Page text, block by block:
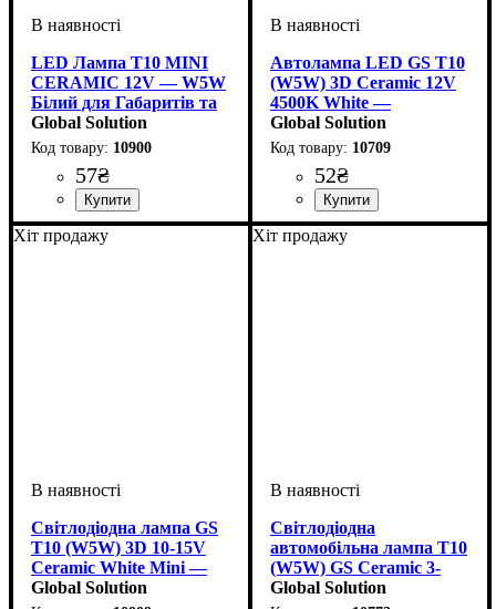
LED Лампа T10 MINI
CERAMIC 12V — W5W
Білий для Габаритів та
Салону
Global Solution
10900
57₴
Призначення лампи:
Габаритні вогні
Колір:: Білий
Тип світлодіодного елементу:
SMD
Кількість світлодіодів: 3
SMD
Напруга, V: 10-15V
Кількість в упаковці: 1 шт.
Автолампа LED GS T10
(W5W) 3D Ceramic 12V
4500K White —
керамічна лампа для
габаритів
Global Solution
10709
52₴
Призначення лампи:
Габаритні вогні
Колір:: Білий
Напруга, V: 12V
Кількість в упаковці: 1 шт.
Хіт продажу
Світлодіодна лампа GS
T10 (W5W) 3D 10-15V
Ceramic White Mini —
керамічний LED
Global Solution
Хіт продажу
Світлодіодна
автомобільна лампа T10
(W5W) GS Ceramic 3-
SMD 2835 12V White
Global Solution